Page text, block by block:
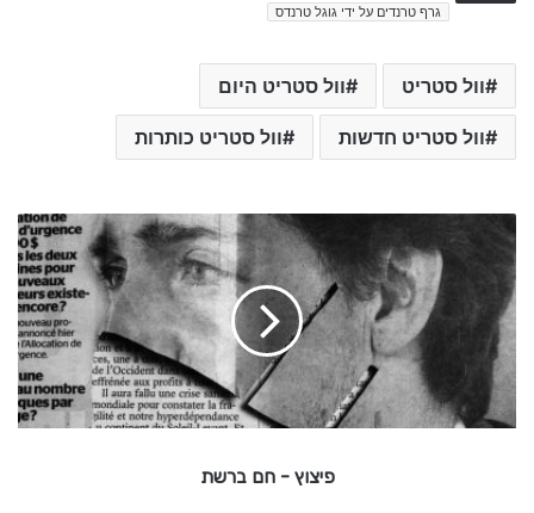
גרף טרנדים על ידי גוגל טרנדס
וול סטריט וול סטריט היום
וול סטריט חדשות וול סטריט כותרות
י
צ
ו
ח
פיצוץ - חם ברשת